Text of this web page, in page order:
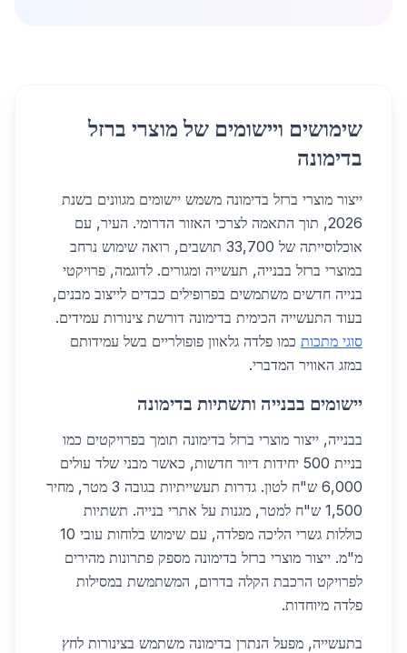
שימושים ויישומים של מוצרי ברזל
בדימונה
ייצור מוצרי ברזל בדימונה משמש יישומים מגוונים בשנת
2026, תוך התאמה לצרכי האזור הדרומי. העיר, עם
אוכלוסייתה של 33,700 תושבים, רואה שימוש נרחב
במוצרי ברזל בבנייה, תעשייה ומגורים. לדוגמה, פרויקטי
בנייה חדשים משתמשים בפרופילים כבדים לייצוב מבנים,
בעוד התעשייה הכימית בדימונה דורשת צינורות עמידים.
סוגי מתכות כמו פלדה גלאוון פופולריים בשל עמידותם
במזג האוויר המדברי.
יישומים בבנייה ותשתיות בדימונה
בבנייה, ייצור מוצרי ברזל בדימונה תומך בפרויקטים כמו
בניית 500 יחידות דיור חדשות, כאשר מבני שלד עולים
6,000 ש"ח לטון. גדרות תעשייתיות בגובה 3 מטר, מחיר
1,500 ש"ח למטר, מגנות על אתרי בנייה. תשתיות
כוללות גשרי הליכה מפלדה, עם שימוש בלוחות עובי 10
מ"מ. ייצור מוצרי ברזל בדימונה מספק פתרונות מהירים
לפרויקט הרכבת הקלה בדרום, המשתמשת במסילות
פלדה מיוחדות.
בתעשייה, מפעל הנתרן בדימונה משתמש בצינורות לחץ